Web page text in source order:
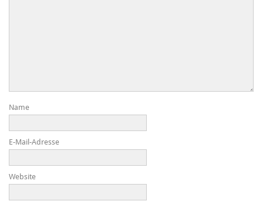
Name
E-Mail-Adresse
Website